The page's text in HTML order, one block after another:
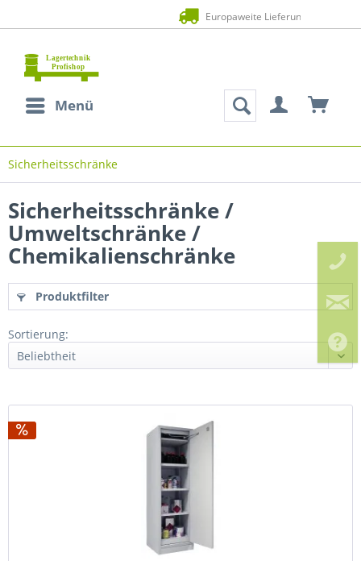
Zahlung auf Rechnung (Bonität
Menü
Sicherheitsschränke
Sicherheitsschränke /
Umweltschränke /
Chemikalienschränke
Produktfilter
Sortierung:
2)